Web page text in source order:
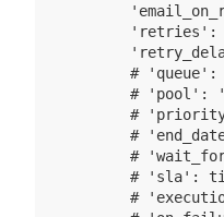
'retries':
# 'queue':
# 'pool':
#
#
#
# 'sla':
#